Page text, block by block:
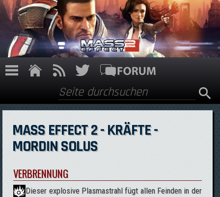
Direkt zum Inhalt
Suchformular
Suche
MASS EFFECT 2 - KRÄFTE -
MORDIN SOLUS
VERBRENNUNG
Dieser explosive Plasmastrahl fügt allen Feinden in der